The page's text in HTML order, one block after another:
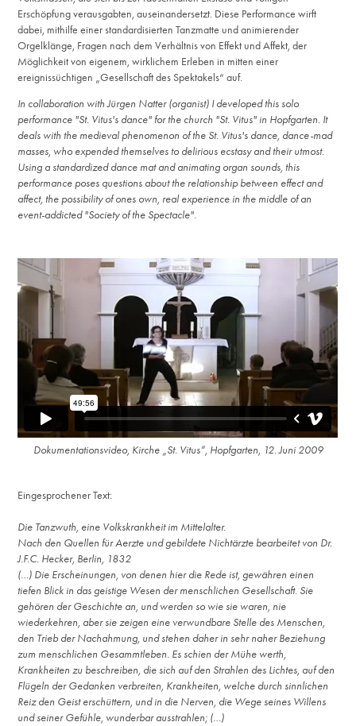
Erschöpfung verausgabten, auseinandersetzt. Diese Performance wirft
dabei, mithilfe einer standardisierten Tanzmatte und animierender
Orgelklänge, Fragen nach dem Verhältnis von Effekt und Affekt, der
Möglichkeit von eigenem, wirklichem Erleben in mitten einer
ereignissüchtigen „Gesellschaft des Spektakels“ auf.
In collaboration with Jürgen Natter (organist) I developed this solo
performance "St. Vitus's dance" for the church "St. Vitus" in Hopfgarten. It
deals with the medieval phenomenon of the St. Vitus's dance, dance-mad
masses, who expended themselves to delirious ecstasy and their utmost.
Using a standardized dance mat and animating organ sounds, this
performance poses questions about the relationship between effect and
affect, the possibility of ones own, real experience in the middle of an
event-addicted "Society of the Spectacle".
Dokumentationsvideo, Kirche „St. Vitus“, Hopfgarten, 12. Juni 2009
Eingesprochener Text:
Die Tanzwuth, eine Volkskrankheit im Mittelalter.
Nach den Quellen für Aerzte und gebildete Nichtärzte bearbeitet von Dr.
J.F.C. Hecker, Berlin, 1832
(…) Die Erscheinungen, von denen hier die Rede ist, gewähren einen
tiefen Blick in das geistige Wesen der menschlichen Gesellschaft. Sie
gehören der Geschichte an, und werden so wie sie waren, nie
wiederkehren, aber sie zeigen eine verwundbare Stelle des Menschen,
den Trieb der Nachahmung, und stehen daher in sehr naher Beziehung
zum menschlichen Gesammtleben. Es schien der Mühe werth,
Krankheiten zu beschreiben, die sich auf den Strahlen des Lichtes, auf den
Flügeln der Gedanken verbreiten, Krankheiten, welche durch sinnlichen
Reiz den Geist erschüttern, und in die Nerven, die Wege seines Willens
und seiner Gefühle, wunderbar ausstrahlen; (…)